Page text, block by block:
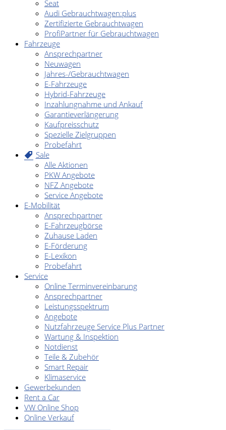
Seat
Audi Gebrauchtwagen:plus
Zertifizierte Gebrauchtwagen
ProfiPartner für Gebrauchtwagen
Fahrzeuge
Ansprechpartner
Neuwagen
Jahres-/Gebrauchtwagen
E-Fahrzeuge
Hybrid-Fahrzeuge
Inzahlungnahme und Ankauf
Garantieverlängerung
Kaufpreisschutz
Spezielle Zielgruppen
Probefahrt
Sale
Alle Aktionen
PKW Angebote
NFZ Angebote
Service Angebote
E-Mobilität
Ansprechpartner
E-Fahrzeugbörse
Zuhause Laden
E-Förderung
E-Lexikon
Probefahrt
Service
Online Terminvereinbarung
Ansprechpartner
Leistungsspektrum
Angebote
Nutzfahrzeuge Service Plus Partner
Wartung & Inspektion
Notdienst
Teile & Zubehör
Smart Repair
Klimaservice
Gewerbekunden
Rent a Car
VW Online Shop
Online Verkauf